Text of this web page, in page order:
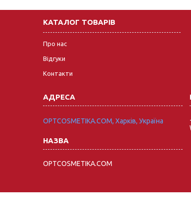
КАТАЛОГ ТОВАРІВ
Про нас
Відгуки
Контакти
OPTCOSMETIKA.COM, Харків, Україна
OPTCOSMETIKA.COM